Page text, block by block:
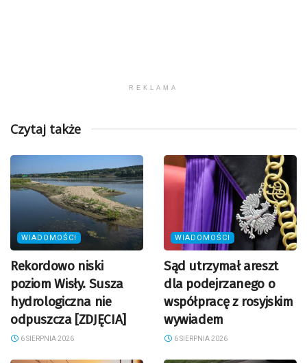
REKLAMA
Czytaj także
WIADOMOŚCI
Rekordowo niski
poziom Wisły. Susza
hydrologiczna nie
odpuszcza [ZDJĘCIA]
6 SIERPNIA 2026
WIADOMOŚCI
Sąd utrzymał areszt
dla podejrzanego o
współpracę z rosyjskim
wywiadem
6 SIERPNIA 2026